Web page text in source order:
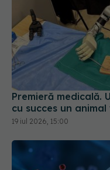
Premieră medicală.
cu succes un animal
19 iul 2026, 15:00